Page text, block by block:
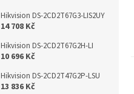
Hikvision DS-2CD2T67G3-LIS2UY
14 708 Kč
Hikvision DS-2CD2T67G2H-LI
10 696 Kč
Hikvision DS-2CD2T47G2P-LSU
13 836 Kč